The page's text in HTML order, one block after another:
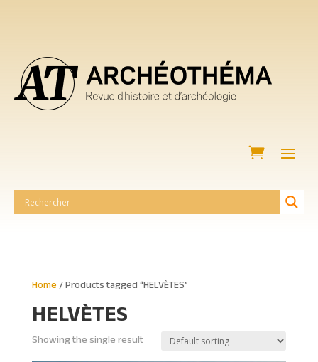
Home / Products tagged “HELVÈTES”
HELVÈTES
Showing the single result